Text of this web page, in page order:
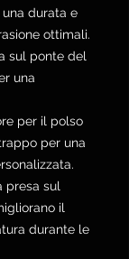
durata e
ottimali.
sul ponte del
una
per il polso
per una
presa sul
il
durante le